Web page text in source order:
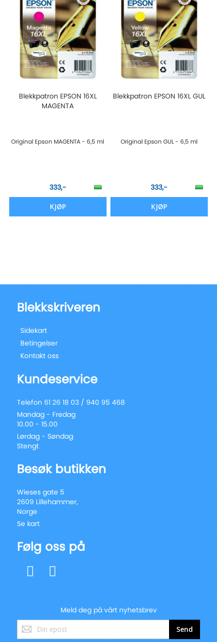
Blekkpatron EPSON 16XL
MAGENTA
Original Epson MAGENTA - 6,5 ml
333,-
KJØP
Blekkpatron EPSON 16XL GUL
Original Epson GUL - 6,5 ml
333,-
KJØP
Blekkskriveren
Sidekart
Betingelser
Kontakt oss
Kundeservice
Telefon 61 26 18 03 / 940 95 468
Mandag - Fredag
10.00 - 15.00
Lørdag - Søndag
Stengt
Besøk butikken
Wieses gate 5
2609 Lillehammer,
Norge
Se kart
Følg oss på
Meld deg på vårt nyhetsbrev
Registrer
deg
Send